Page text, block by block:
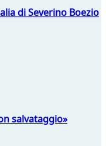
di Severino Boezio
salvataggio»